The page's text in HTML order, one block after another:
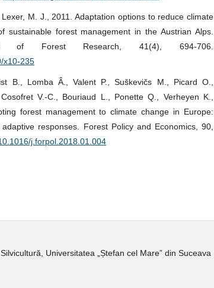
M. J., 2011. Adaptation options to reduce climate
sustainable forest management in the Austrian Alps.
of Forest Research, 41(4), 694-706.
x10-235
B., Lomba Â., Valent P., Suškevičs M., Picard O.,
V.-C., Bouriaud L., Ponette Q., Verheyen K.,
forest management to climate change in Europe:
responses. Forest Policy and Economics, 90,
j.forpol.2018.01.004
Universitatea „Ștefan cel Mare” din Suceava